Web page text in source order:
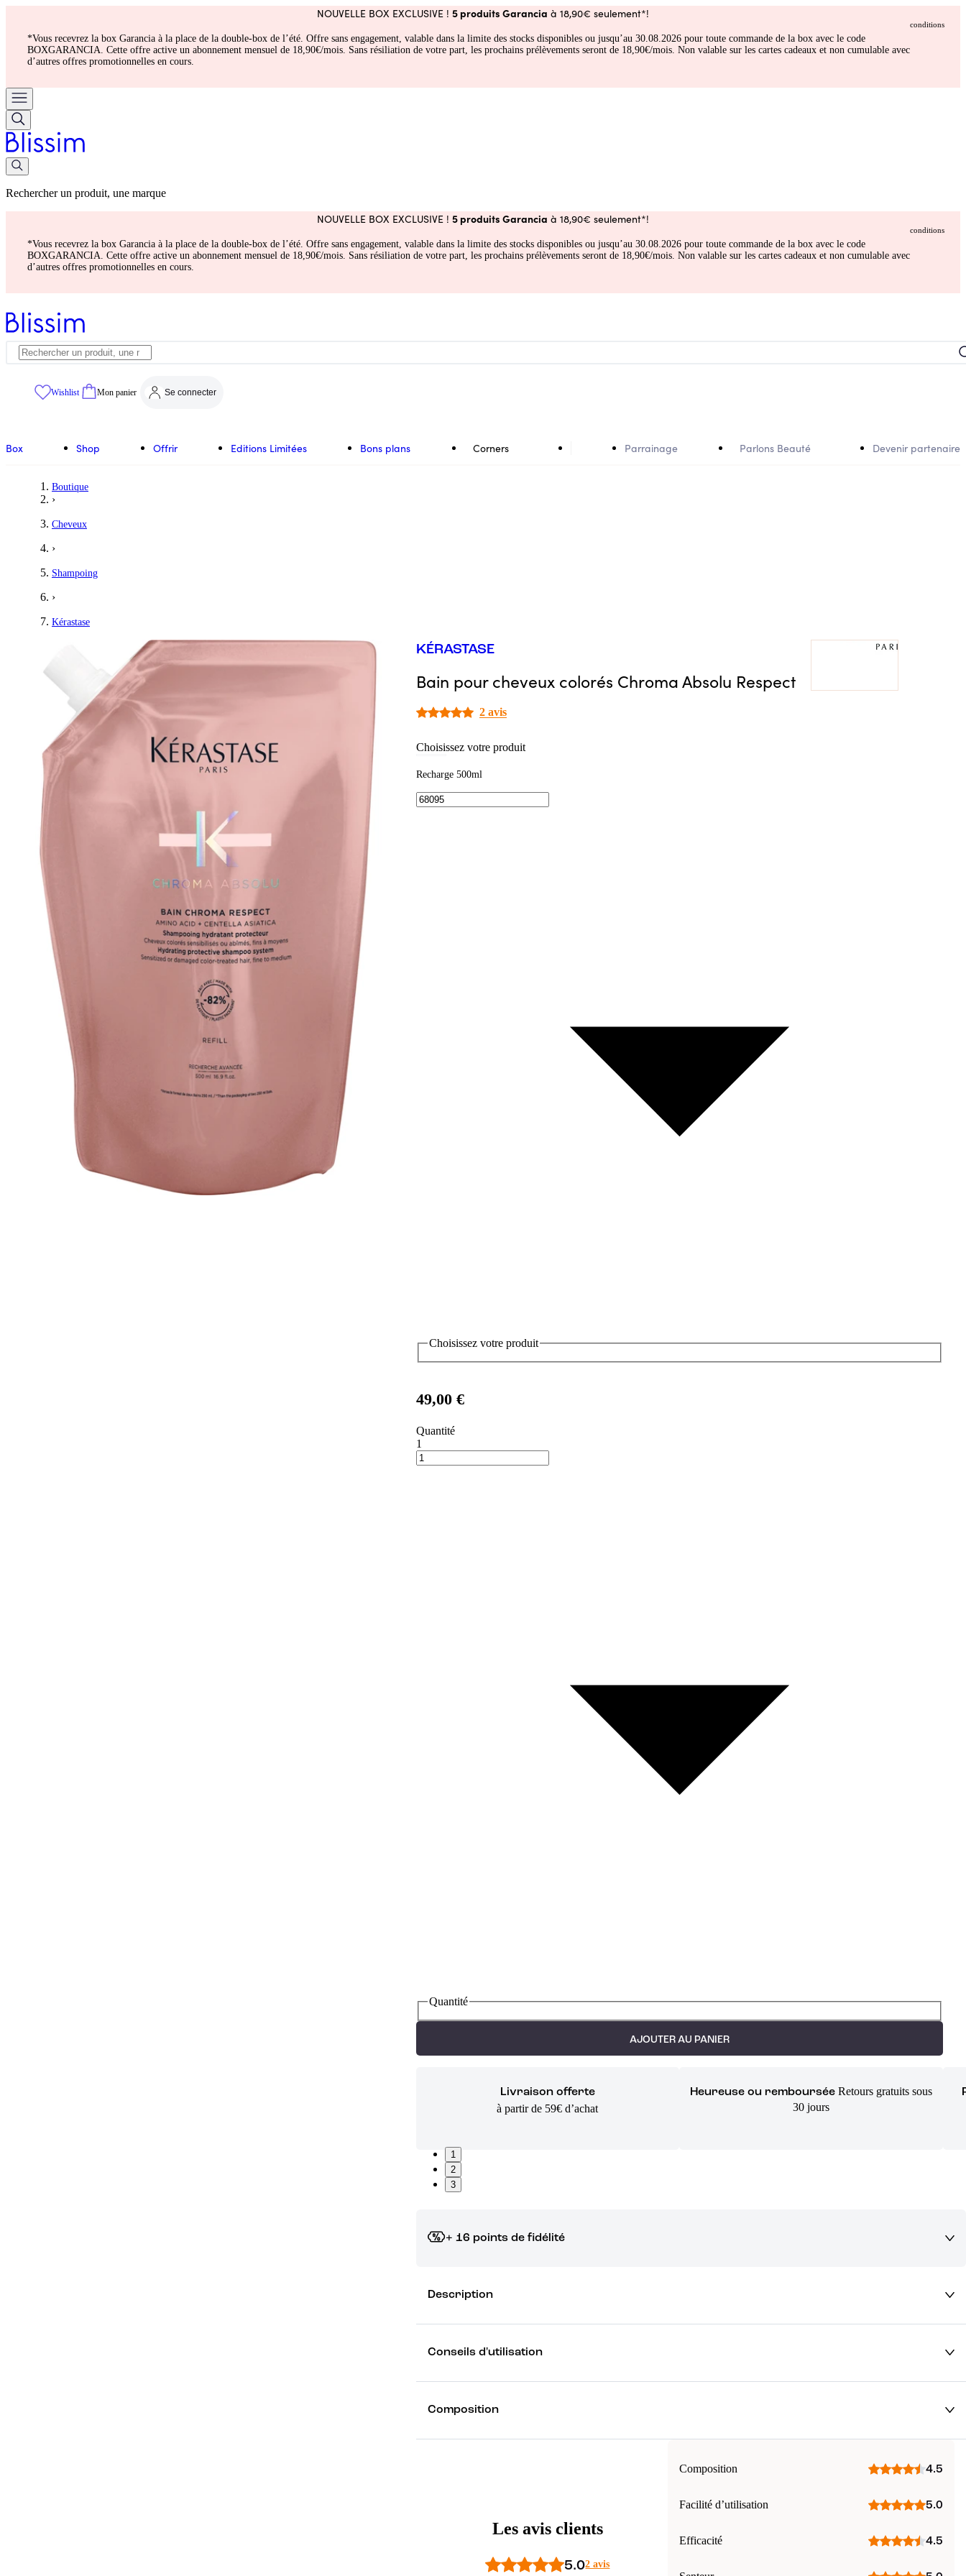
NOUVELLE BOX EXCLUSIVE ! 5 produits Garancia à 18,90€ seulement*!
conditions
*Vous recevrez la box Garancia à la place de la double-box de l’été. Offre sans engagement, valable dans la limite des stocks disponibles ou jusqu’au 30.08.2026 pour toute commande de la box avec le code
BOXGARANCIA. Cette offre active un abonnement mensuel de 18,90€/mois. Sans résiliation de votre part, les prochains prélèvements seront de 18,90€/mois. Non valable sur les cartes cadeaux et non cumulable avec
d’autres offres promotionnelles en cours.
Rechercher un produit, une marque
NOUVELLE BOX EXCLUSIVE ! 5 produits Garancia à 18,90€ seulement*!
conditions
*Vous recevrez la box Garancia à la place de la double-box de l’été. Offre sans engagement, valable dans la limite des stocks disponibles ou jusqu’au 30.08.2026 pour toute commande de la box avec le code
BOXGARANCIA. Cette offre active un abonnement mensuel de 18,90€/mois. Sans résiliation de votre part, les prochains prélèvements seront de 18,90€/mois. Non valable sur les cartes cadeaux et non cumulable avec
d’autres offres promotionnelles en cours.
Wishlist Mon panier Se connecter
Box Shop Offrir Editions Limitées Bons plans Corners Parrainage Parlons Beauté Devenir partenaire
Boutique
›
Cheveux
›
Shampoing
›
Kérastase
KÉRASTASE
Bain pour cheveux colorés Chroma Absolu Respect
2 avis
Choisissez votre produit
Recharge 500ml
Choisissez votre produit
49,00 €
Quantité
1
Quantité
AJOUTER AU PANIER
Livraison offerte
à partir de 59€ d’achat
Heureuse ou remboursée Retours gratuits sous
30 jours
1
2
3
+ 16 points de fidélité
Description
Conseils d'utilisation
Composition
Les avis clients
5.02 avis
Composition 4.5
Facilité d’utilisation 5.0
Efficacité 4.5